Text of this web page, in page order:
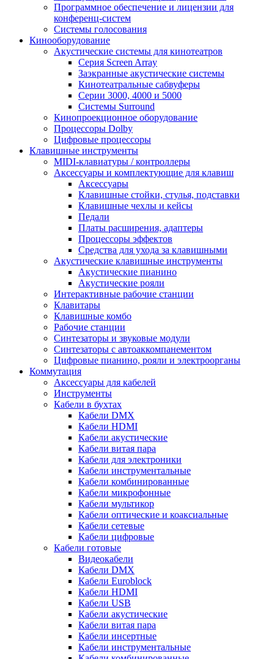
Программное обеспечение и лицензии для
конференц-систем
Системы голосования
Кинооборудование
Акустические системы для кинотеатров
Cерия Screen Array
Заэкранные акустические системы
Кинотеатральные сабвуферы
Серии 3000, 4000 и 5000
Системы Surround
Кинопроекционное оборудование
Процессоры Dolby
Цифровые процессоры
Клавишные инструменты
MIDI-клавиатуры / контроллеры
Аксессуары и комплектующие для клавиш
Аксессуары
Клавишные стойки, стулья, подставки
Клавишные чехлы и кейсы
Педали
Платы расширения, адаптеры
Процессоры эффектов
Средства для ухода за клавишными
Акустические клавишные инструменты
Акустические пианино
Акустические рояли
Интерактивные рабочие станции
Клавитары
Клавишные комбо
Рабочие станции
Синтезаторы и звуковые модули
Синтезаторы с автоаккомпанементом
Цифровые пианино, рояли и электроорганы
Коммутация
Аксессуары для кабелей
Инструменты
Кабели в бухтах
Кабели DMX
Кабели HDMI
Кабели акустические
Кабели витая пара
Кабели для электроники
Кабели инструментальные
Кабели комбинированные
Кабели микрофонные
Кабели мультикор
Кабели оптические и коаксиальные
Кабели сетевые
Кабели цифровые
Кабели готовые
Видеокабели
Кабели DMX
Кабели Euroblock
Кабели HDMI
Кабели USB
Кабели акустические
Кабели витая пара
Кабели инсертные
Кабели инструментальные